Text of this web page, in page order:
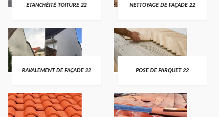
ETANCHÉITÉ TOITURE 22 NETTOYAGE DE FAÇADE 22
RAVALEMENT DE FAÇADE 22 POSE DE PARQUET 22